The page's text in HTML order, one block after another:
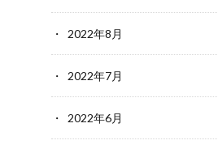
2022年8月
2022年7月
2022年6月